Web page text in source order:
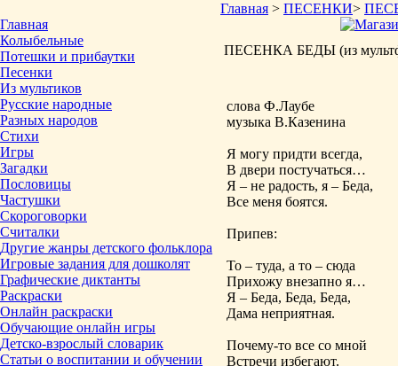
Главная
Колыбельные
Потешки и прибаутки
Песенки
Из мультиков
Русские народные
Разных народов
Стихи
Игры
Загадки
Пословицы
Частушки
Скороговорки
Считалки
Другие жанры детского фольклора
Игровые задания для дошколят
Графические диктанты
Раскраски
Онлайн раскраски
Обучающие онлайн игры
Детско-взрослый словарик
Статьи о воспитании и обучении
Главная > ПЕСЕНКИ>
ПЕСЕНКА БЕДЫ (из
слова Ф.Лаубе
музыка В.Казенина
Я могу придти всегда,
В двери постучаться…
Я – не радость, я – Беда,
Все меня боятся.
Припев:
То – туда, а то – сюда
Прихожу внезапно я…
Я – Беда, Беда, Беда,
Дама неприятная.
Почему-то все со мной
Встречи избегают.